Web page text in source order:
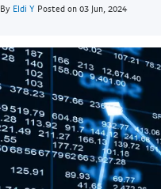
By Eldi Y Posted on 03 Jun, 2024